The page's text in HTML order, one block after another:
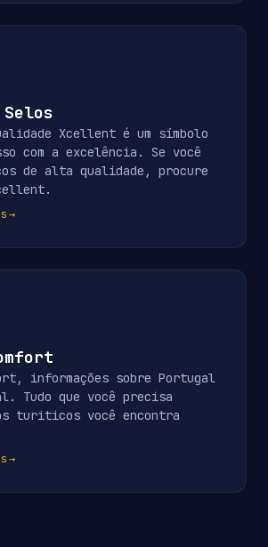
Xcellent é um símbolo
com a excelência. Se você
de alta qualidade, procure
→
informações sobre Portugal
Tudo que você precisa
turiticos você encontra
→